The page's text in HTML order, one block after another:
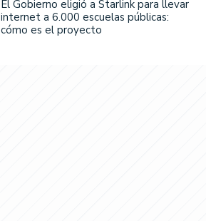
El Gobierno eligió a Starlink para llevar
internet a 6.000 escuelas públicas:
cómo es el proyecto